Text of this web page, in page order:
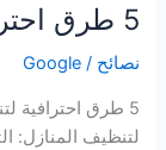
5 طرق احترافية لتنظيف المنازل
نصائح/
Google
5 طرق احترافية
لتنظيف المنازل:
احترافية
المنازل